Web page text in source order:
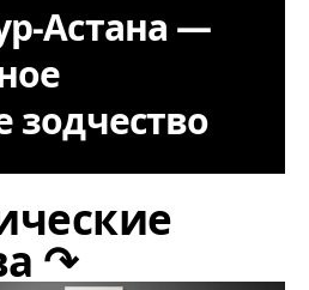
Астана —
зодчество
↷